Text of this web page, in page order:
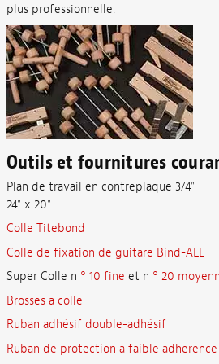
plus professionnelle.
Outils et fournitures
Plan de travail en contreplaqué 3/4"
24" x 20"
Colle Titebond
Colle de fixation de guitare Bind-ALL
Super Colle n ° 10 fine et n ° 20
Brosses à colle
Ruban adhésif double-adhésif
Ruban de protection à faible adhérence